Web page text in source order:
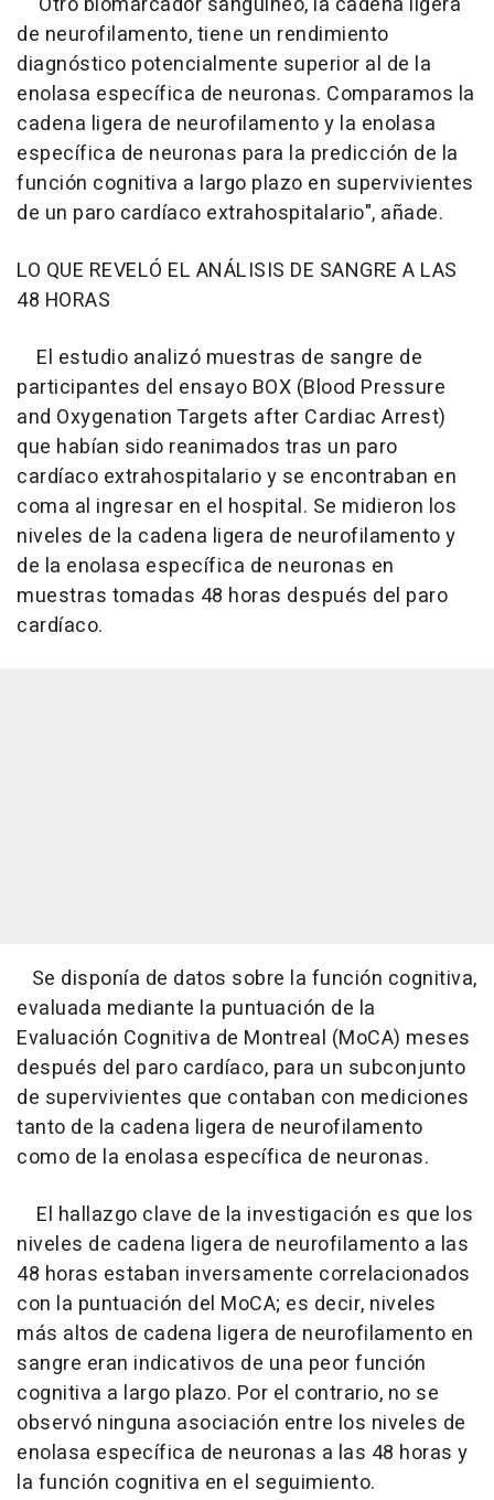
de neurofilamento, tiene un rendimiento
diagnóstico potencialmente superior al de la
enolasa específica de neuronas. Comparamos la
cadena ligera de neurofilamento y la enolasa
específica de neuronas para la predicción de la
función cognitiva a largo plazo en supervivientes
de un paro cardíaco extrahospitalario", añade.
LO QUE REVELÓ EL ANÁLISIS DE SANGRE A LAS
48 HORAS
El estudio analizó muestras de sangre de
participantes del ensayo BOX (Blood Pressure
and Oxygenation Targets after Cardiac Arrest)
que habían sido reanimados tras un paro
cardíaco extrahospitalario y se encontraban en
coma al ingresar en el hospital. Se midieron los
niveles de la cadena ligera de neurofilamento y
de la enolasa específica de neuronas en
muestras tomadas 48 horas después del paro
cardíaco.
Se disponía de datos sobre la función cognitiva,
evaluada mediante la puntuación de la
Evaluación Cognitiva de Montreal (MoCA) meses
después del paro cardíaco, para un subconjunto
de supervivientes que contaban con mediciones
tanto de la cadena ligera de neurofilamento
como de la enolasa específica de neuronas.
El hallazgo clave de la investigación es que los
niveles de cadena ligera de neurofilamento a las
48 horas estaban inversamente correlacionados
con la puntuación del MoCA; es decir, niveles
más altos de cadena ligera de neurofilamento en
sangre eran indicativos de una peor función
cognitiva a largo plazo. Por el contrario, no se
observó ninguna asociación entre los niveles de
enolasa específica de neuronas a las 48 horas y
la función cognitiva en el seguimiento.